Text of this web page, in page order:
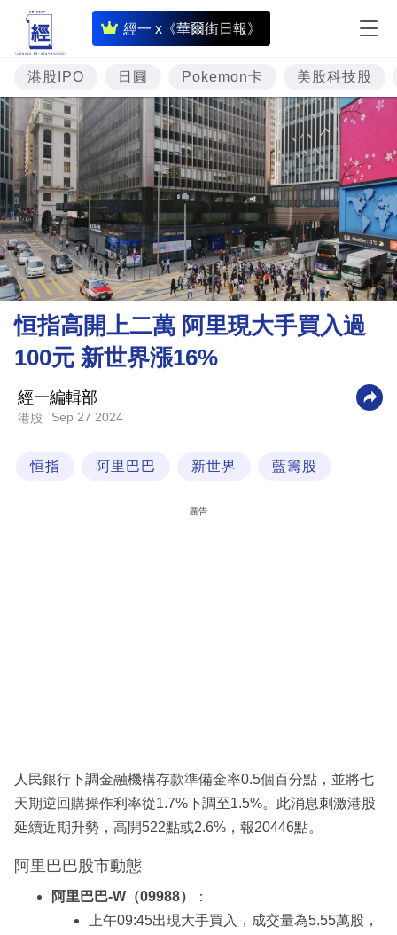
經一 x《華爾街日報》
即
時
財
經
專
題
投
資
樓
市
理
財
商
科
區
港股IPO 日圓 Pokemon卡 美股科技股
恒指高開上二萬 阿里現大手買入過
100元 新世界漲16%
經一編輯部
港股 Sep 27 2024
恒指 阿里巴巴 新世界 藍籌股
廣告
人民銀行下調金融機構存款準備金率0.5個百分點，並將七
天期逆回購操作利率從1.7%下調至1.5%。此消息刺激港股
延續近期升勢，高開522點或2.6%，報20446點。
阿里巴巴股市動態
阿里巴巴-W（09988）
：
上午09:45出現大手買入，成交量為5.55萬股，